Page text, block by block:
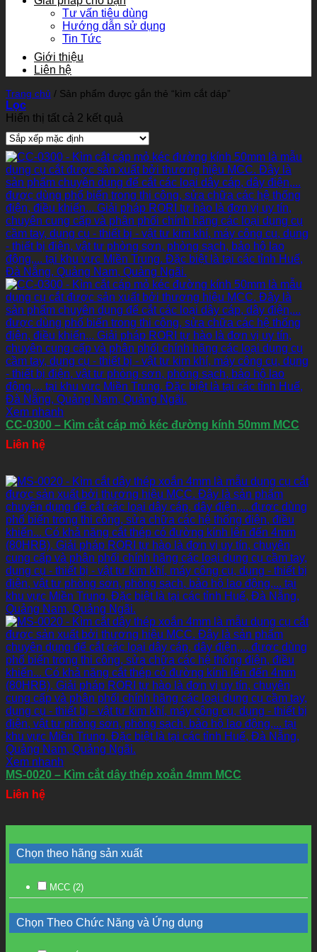
Tư vấn tiêu dùng
Hướng dẫn sử dụng
Tin Tức
Giới thiệu
Liên hệ
Trang chủ / Sản phẩm được gắn thẻ “kìm cắt dáp”
Lọc
Hiển thị tất cả 2 kết quả
Xem nhanh
CC-0300 – Kìm cắt cáp mỏ kéc đường kính 50mm MCC
Liên hệ
Xem nhanh
MS-0020 – Kìm cắt dây thép xoắn 4mm MCC
Liên hệ
Chọn theo hãng sản xuất
MCC (2)
Chọn Theo Chức Năng và Ứng dụng